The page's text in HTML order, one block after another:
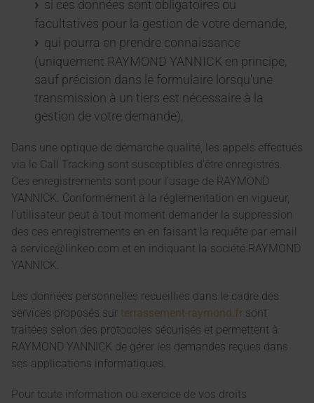
si ces données sont obligatoires ou
facultatives pour la gestion de votre demande,
qui pourra en prendre connaissance
(uniquement RAYMOND YANNICK en principe,
sauf précision dans le formulaire lorsqu'une
transmission à un tiers est nécessaire à la
gestion de votre demande),
Dans une optique de démarche qualité, les appels effectués
via le Call Tracking sont susceptibles d'être enregistrés.
Ces enregistrements sont pour l'usage de RAYMOND
YANNICK. Conformément à la réglementation en vigueur,
l'utilisateur peut à tout moment demander la suppression
des ces enregistrements en en faisant la requête par email
à service@linkeo.com et en indiquant la société RAYMOND
YANNICK.
Les données personnelles recueillies dans le cadre des
services proposés sur terrassement-raymond.fr sont
traitées selon des protocoles sécurisés et permettent à
RAYMOND YANNICK de gérer les demandes reçues dans
ses applications informatiques.
Pour toute information ou exercice de vos droits